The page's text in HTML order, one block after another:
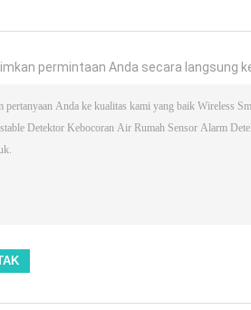
permintaan Anda secara langsung